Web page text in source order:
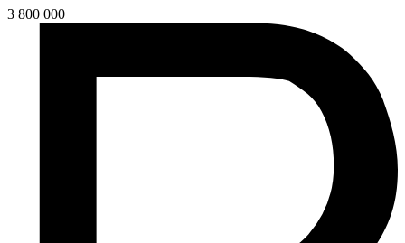
3 800 000